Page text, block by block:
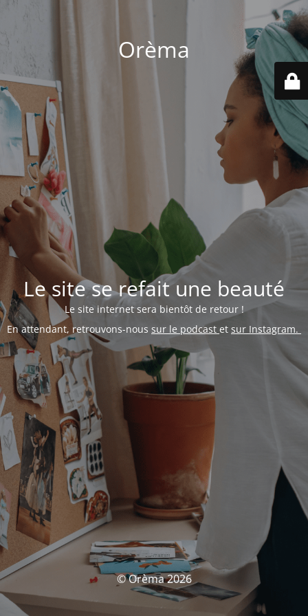
Orèma
Le site se refait une beauté
Le site internet sera bientôt de retour !
En attendant, retrouvons-nous sur le podcast et sur Instagram.
© Orèma 2026